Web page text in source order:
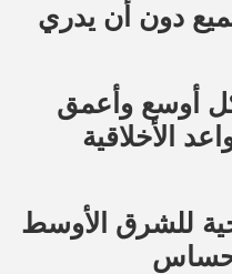
دون أن يدري
أوسع وأعمق
الأخلاقية
للشرق الأوسط